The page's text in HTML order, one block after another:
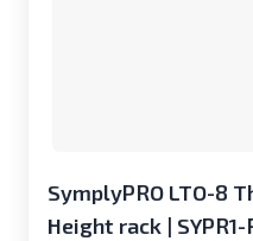
SymplyPRO LTO-8
Height rack |